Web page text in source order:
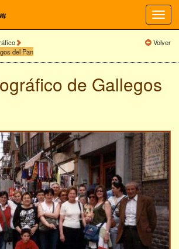
del Pan
Volver
de Gallegos